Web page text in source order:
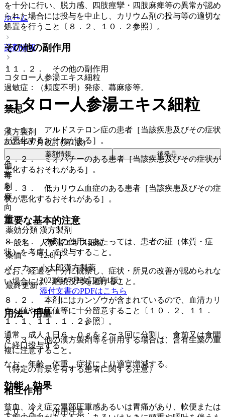
を十分に行い、脱力感、四肢痙攣・四肢麻痺等の異常が認め
られた場合には投与を中止し、カリウム剤の投与等の適切な
処置を行うこと〔８．２、１０．２参照〕。
その他の副作用
１１．２． その他の副作用
過敏症：（頻度不明）発疹、蕁麻疹等。
禁忌
２．１． アルドステロン症の患者［当該疾患及びその症状
が悪化するおそれがある］。
２．２． ミオパチーのある患者［当該疾患及びその症状が
悪化するおそれがある］。
２．３． 低カリウム血症のある患者［当該疾患及びその症
状が悪化するおそれがある］。
重要な基本的注意
８．１． 本剤の使用にあたっては、患者の証（体質・症
状）を考慮して投与すること。
なお、経過を十分に観察し、症状・所見の改善が認められな
い場合には、継続投与を避けること。
８．２． 本剤にはカンゾウが含まれているので、血清カリ
ウム値や血圧値等に十分留意すること〔１０．２、１１．
１．１、１１．１．２参照〕。
８．３． 他の漢方製剤等を併用する場合は、含有生薬の重
複に注意すること。
（特定の背景を有する患者に関する注意）
相互作用
１０．２． 併用注意：
ホーム
薬剤情報
コタロー人参湯エキス細粒
コタロー人参湯エキス細粒
漢方製剤
2023年07月改訂(第1版)
薬剤情報 後発品
他
毒
劇
麻
向
覚
薬効分類 漢方製剤
一般名
人参湯エキス細粒
薬価
12.8円
メーカー 小太郎漢方製薬
最終更新
2023年07月改訂(第1版)
添付文書のPDFはこちら
用法・用量
通常、成人１日６．０ｇを２〜３回に分割し、食前又は食間
に経口投与する。
なお、年齢、体重、症状により適宜増減する。
効能・効果
貧血、冷え症で胃部圧重感あるいは胃痛があり、軟便または